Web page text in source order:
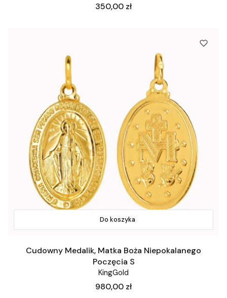
Cena
350,00 zł
Do koszyka
Cudowny Medalik, Matka Boża Niepokalanego
Poczęcia S
KingGold
Cena
980,00 zł